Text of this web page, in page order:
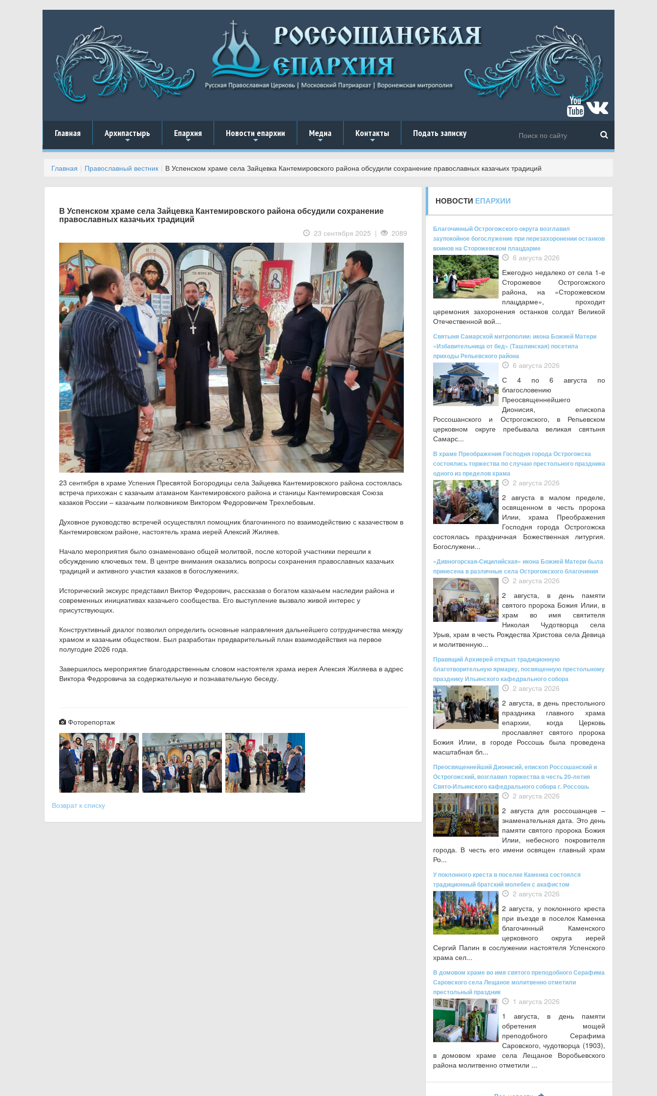
Главная
+
Архипастырь
+
Епархия
+
Новости епархии
+
Медиа
+
Контакты Подать записку
Главная Православный вестник В Успенском храме села Зайцевка Кантемировского района обсудили сохранение православных казачьих традиций
В Успенском храме села Зайцевка Кантемировского района обсудили сохранение
православных казачьих традиций
23 сентября 2025 | 2089
23 сентября в храме Успения Пресвятой Богородицы села Зайцевка Кантемировского района состоялась
встреча прихожан с казачьим атаманом Кантемировского района и станицы Кантемировская Союза
казаков России – казачьим полковником Виктором Федоровичем Трехлебовым.
Духовное руководство встречей осуществлял помощник благочинного по взаимодействию с казачеством в
Кантемировском районе, настоятель храма иерей Алексий Жиляев.
Начало мероприятия было ознаменовано общей молитвой, после которой участники перешли к
обсуждению ключевых тем. В центре внимания оказались вопросы сохранения православных казачьих
традиций и активного участия казаков в богослужениях.
Исторический экскурс представил Виктор Федорович, рассказав о богатом казачьем наследии района и
современных инициативах казачьего сообщества. Его выступление вызвало живой интерес у
присутствующих.
Конструктивный диалог позволил определить основные направления дальнейшего сотрудничества между
храмом и казачьим обществом. Был разработан предварительный план взаимодействия на первое
полугодие 2026 года.
Завершилось мероприятие благодарственным словом настоятеля храма иерея Алексия Жиляева в адрес
Виктора Федоровича за содержательную и познавательную беседу.
Фоторепортаж
Возврат к списку
НОВОСТИ ЕПАРХИИ
Благочинный Острогожского округа возглавил
заупокойное богослужение при перезахоронении останков
воинов на Сторожевском плацдарме
6 августа 2026
Ежегодно недалеко от села 1-е
Сторожевое Острогожского
района, на «Сторожевском
плацдарме», проходит
церемония захоронения останков солдат Великой
Отечественной вой...
Святыня Самарской митрополии: икона Божией Матери
«Избавительница от бед» (Ташлинская) посетила
приходы Репьевского района
6 августа 2026
С 4 по 6 августа по
благословению
Преосвященнейшего
Дионисия, епископа
Россошанского и Острогожского, в Репьевском
церковном округе пребывала великая святыня
Самарс...
В храме Преображения Господня города Острогожска
состоялись торжества по случаю престольного праздника
одного из пределов храма
2 августа 2026
2 августа в малом пределе,
освященном в честь пророка
Илии, храма Преображения
Господня города Острогожска
состоялась праздничная Божественная литургия.
Богослужени...
«Дивногорская-Сицилийская» икона Божией Матери была
принесена в различные села Острогожского благочиния
2 августа 2026
2 августа, в день памяти
святого пророка Божия Илии, в
храм во имя святителя
Николая Чудотворца села
Урыв, храм в честь Рождества Христова села Девица
и молитвенную...
Правящий Архиерей открыл традиционную
благотворительную ярмарку, посвященную престольному
празднику Ильинского кафедрального собора
2 августа 2026
2 августа, в день престольного
праздника главного храма
епархии, когда Церковь
прославляет святого пророка
Божия Илии, в городе Россошь была проведена
масштабная бл...
Преосвященнейший Дионисий, епископ Россошанский и
Острогожский, возглавил торжества в честь 20-летия
Свято-Ильинского кафедрального собора г. Россошь
2 августа 2026
2 августа для россошанцев –
знаменательная дата. Это день
памяти святого пророка Божия
Илии, небесного покровителя
города. В честь его имени освящен главный храм
Ро...
У поклонного креста в поселке Каменка состоялся
традиционный братский молебен с акафистом
2 августа 2026
2 августа, у поклонного креста
при въезде в поселок Каменка
благочинный Каменского
церковного округа иерей
Сергий Папин в сослужении настоятеля Успенского
храма сел...
В домовом храме во имя святого преподобного Серафима
Саровского села Лещаное молитвенно отметили
престольный праздник
1 августа 2026
1 августа, в день памяти
обретения мощей
преподобного Серафима
Саровского, чудотворца (1903),
в домовом храме села Лещаное Воробьевского
района молитвенно отметили ...